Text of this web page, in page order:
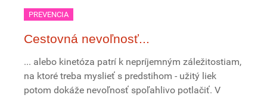
PREVENCIA
Cestovná nevoľnosť...
... alebo kinetóza patrí k nepríjemným záležitostiam,
na ktoré treba myslieť s predstihom - užitý liek
potom dokáže nevoľnosť spoľahlivo potlačiť. V